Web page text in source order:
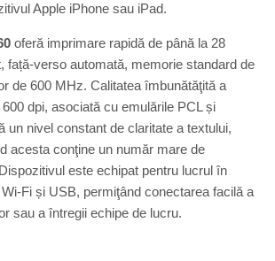
Apple iPhone sau iPad.
oferă imprimare rapidă de până la 28
față-verso automată, memorie standard de
de 600 MHz. Calitatea îmbunătăţită a
dpi, asociată cu emulările PCL și
un nivel constant de claritate a textului,
acesta conţine un număr mare de
este echipat pentru lucrul în
Fi și USB, permiţând conectarea facilă a
sau a întregii echipe de lucru.